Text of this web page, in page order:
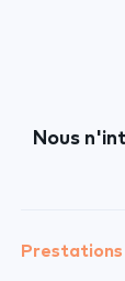
Nous
Prestations